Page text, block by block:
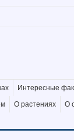
Интересные
О растениях О